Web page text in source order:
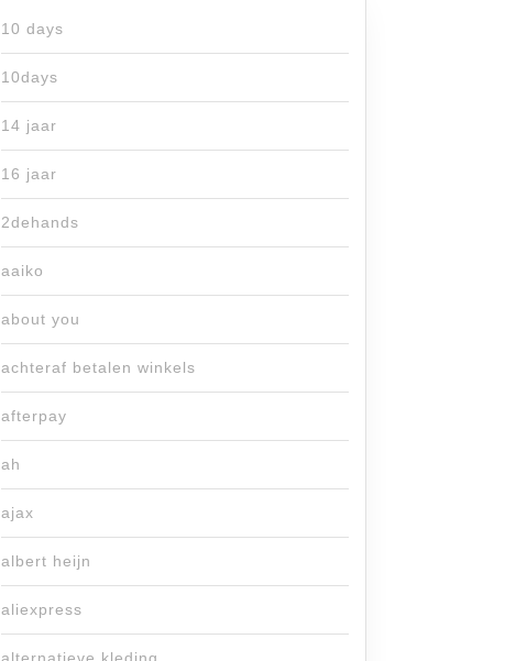
10 days
10days
14 jaar
16 jaar
2dehands
aaiko
about you
achteraf betalen winkels
afterpay
ah
ajax
albert heijn
aliexpress